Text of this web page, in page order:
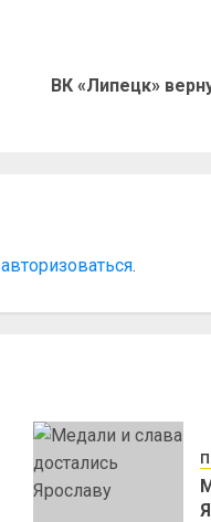
ВК «Липецк»
авторизоваться.